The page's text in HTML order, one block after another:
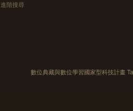
進階搜尋
數位典藏與數位學習國家型科技計畫